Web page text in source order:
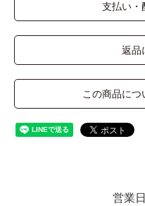
支払い・
返品
この商品につ
営業